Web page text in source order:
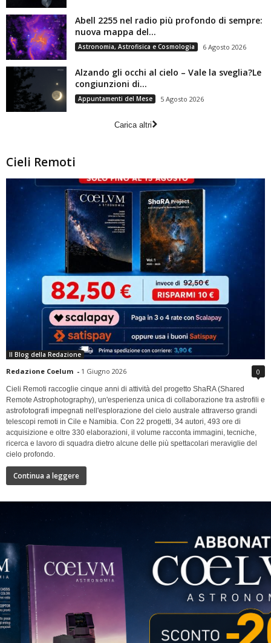
Abell 2255 nel radio più profondo di sempre:
nuova mappa del...
Astronomia, Astrofisica e Cosmologia 6 Agosto 2026
Alzando gli occhi al cielo – Vale la sveglia?Le
congiunzioni di...
Appuntamenti del Mese 5 Agosto 2026
Carica altri
Cieli Remoti
Il Blog della Redazione
Redazione Coelum - 1 Giugno 2026 0
Cieli Remoti raccoglie cinque anni di attività del progetto ShaRA (Shared
Remote Astrophotography), un'esperienza unica di collaborazione tra astrofili e
astrofotografi impegnati nell'esplorazione del cielo australe attraverso grandi
telescopi remoti in Cile e Namibia. Con 22 progetti, 34 autori, 493 ore di
acquisizione e oltre 330 elaborazioni, il volume racconta immagini, tecniche,
ricerca e lavoro di squadra dietro alcune delle più spettacolari meraviglie del
cielo profondo.
Continua a leggere